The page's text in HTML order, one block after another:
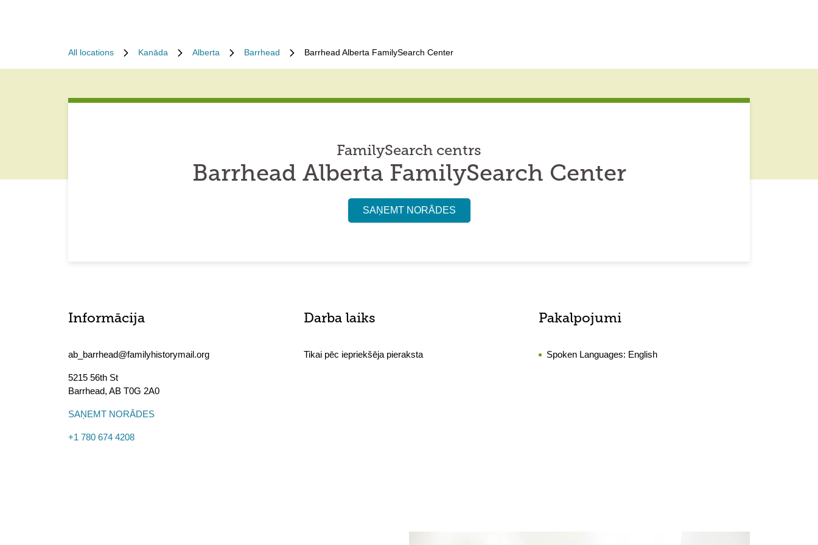
All locations Kanāda Alberta Barrhead Barrhead Alberta FamilySearch Center
FamilySearch centrs
Barrhead Alberta FamilySearch Center
SAŅEMT NORĀDES
Informācija
ab_barrhead@familyhistorymail.org
5215 56th St
Barrhead, AB T0G 2A0
SAŅEMT NORĀDES
+1 780 674 4208
Darba laiks
Tikai pēc iepriekšēja pieraksta
Pakalpojumi
Spoken Languages: English